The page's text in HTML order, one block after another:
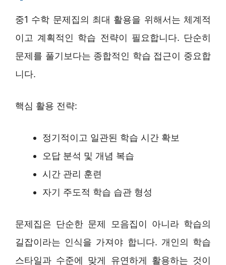
중1 수학 문제집의 최대 활용을 위해서는 체계적
이고 계획적인 학습 전략이 필요합니다. 단순히
문제를 풀기보다는 종합적인 학습 접근이 중요합
니다.
핵심 활용 전략:
정기적이고 일관된 학습 시간 확보
오답 분석 및 개념 복습
시간 관리 훈련
자기 주도적 학습 습관 형성
문제집은 단순한 문제 모음집이 아니라 학습의
길잡이라는 인식을 가져야 합니다. 개인의 학습
스타일과 수준에 맞게 유연하게 활용하는 것이